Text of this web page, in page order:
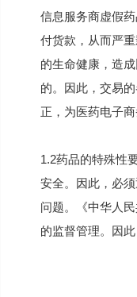
信息服务商虚假
付货款，从而严
的生命健康，造
的。因此，交易
正，为医药电子
1.2药品的特殊性
安全。因此，必
问题。《中华人
的监督管理。因